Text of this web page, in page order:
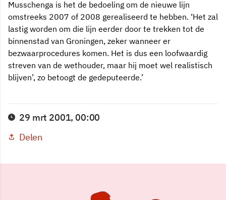
Musschenga is het de bedoeling om de nieuwe lijn
omstreeks 2007 of 2008 gerealiseerd te hebben. ‘Het zal
lastig worden om die lijn eerder door te trekken tot de
binnenstad van Groningen, zeker wanneer er
bezwaarprocedures komen. Het is dus een loofwaardig
streven van de wethouder, maar hij moet wel realistisch
blijven’, zo betoogt de gedeputeerde.’
29 mrt 2001, 00:00
Delen